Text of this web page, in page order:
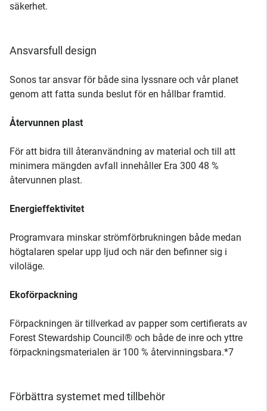
säkerhet.
Ansvarsfull design
Sonos tar ansvar för både sina lyssnare och vår planet
genom att fatta sunda beslut för en hållbar framtid.
Återvunnen plast
För att bidra till återanvändning av material och till att
minimera mängden avfall innehåller Era 300 48 %
återvunnen plast.
Energieffektivitet
Programvara minskar strömförbrukningen både medan
högtalaren spelar upp ljud och när den befinner sig i
viloläge.
Ekoförpackning
Förpackningen är tillverkad av papper som certifierats av
Forest Stewardship Council® och både de inre och yttre
förpackningsmaterialen är 100 % återvinningsbara.*7
Förbättra systemet med tillbehör